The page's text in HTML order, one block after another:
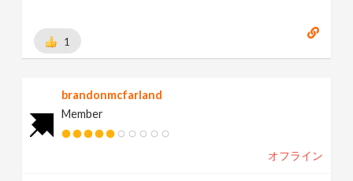
1
brandonmcfarland
Member
オフライン